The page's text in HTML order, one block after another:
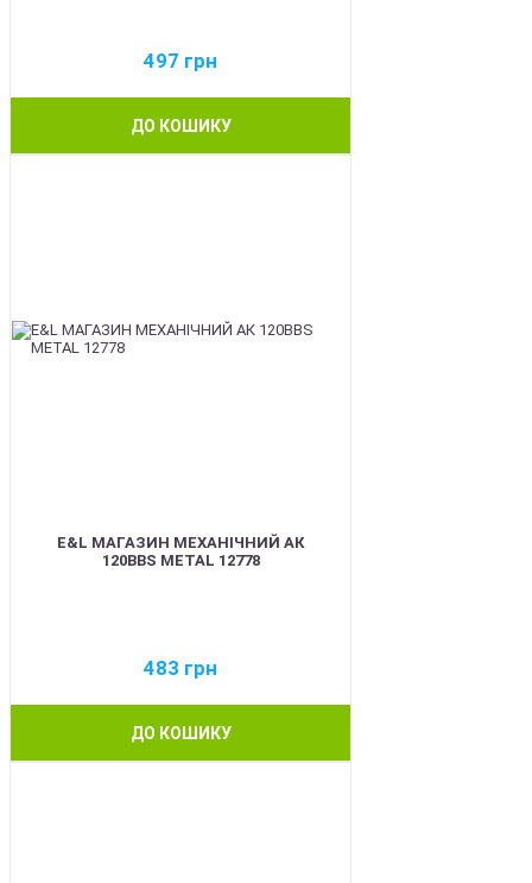
497 грн
ДО КОШИКУ
E&L МАГАЗИН МЕХАНІЧНИЙ АК
120BBS METAL 12778
483 грн
ДО КОШИКУ